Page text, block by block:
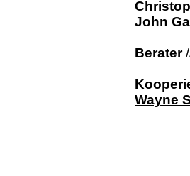
John
Berater
Wayne